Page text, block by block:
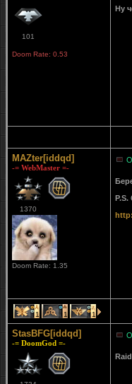
101
Doom Rate: 0.53
Ну
MAZter[iddqd]
-= WebMaster =-
1370
Doom Rate: 1.35
P.S.
1 1 1
StasBFG[iddqd]
-= DoomGod =-